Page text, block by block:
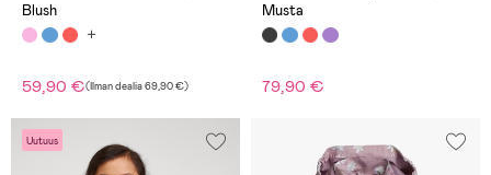
Blush
59,90 €(Ilman dealia69,90 €)
Musta
79,90 €
Uutuus